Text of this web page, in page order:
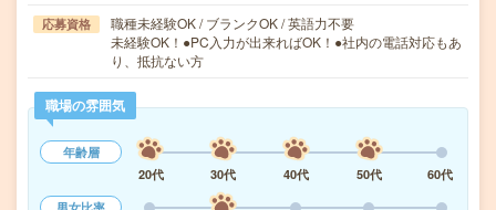
応募資格
職種未経験OK / ブランクOK / 英語力不要
未経験OK！●PC入力が出来ればOK！●社内の電話対応もあ
り、抵抗ない方
職場の雰囲気
年齢層
20代
30代 40代 50代
60代